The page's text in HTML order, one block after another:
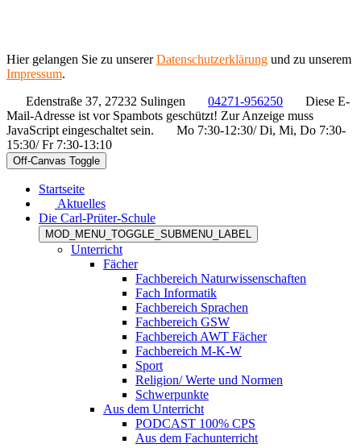
Hier gelangen Sie zu unsererDatenschutzerklärung und zu unserem
Impressum.
Edenstraße 37, 27232 Sulingen
04271-956250
Diese E-
Mail-Adresse ist vor Spambots geschützt! Zur Anzeige muss
JavaScript eingeschaltet sein.
Mo 7:30-12:30/ Di, Mi, Do 7:30-
15:30/ Fr 7:30-13:10
Off-Canvas Toggle
Startseite
Aktuelles
Die Carl-Prüter-Schule
MOD_MENU_TOGGLE_SUBMENU_LABEL
Unterricht
Fächer
Fachbereich Naturwissenschaften
Fach Informatik
Fachbereich Sprachen
Fachbereich GSW
Fachbereich AWT Fächer
Fachbereich M-K-W
Sport
Religion/ Werte und Normen
Schwerpunkte
Aus dem Unterricht
PODCAST 100% CPS
Aus dem Fachunterricht